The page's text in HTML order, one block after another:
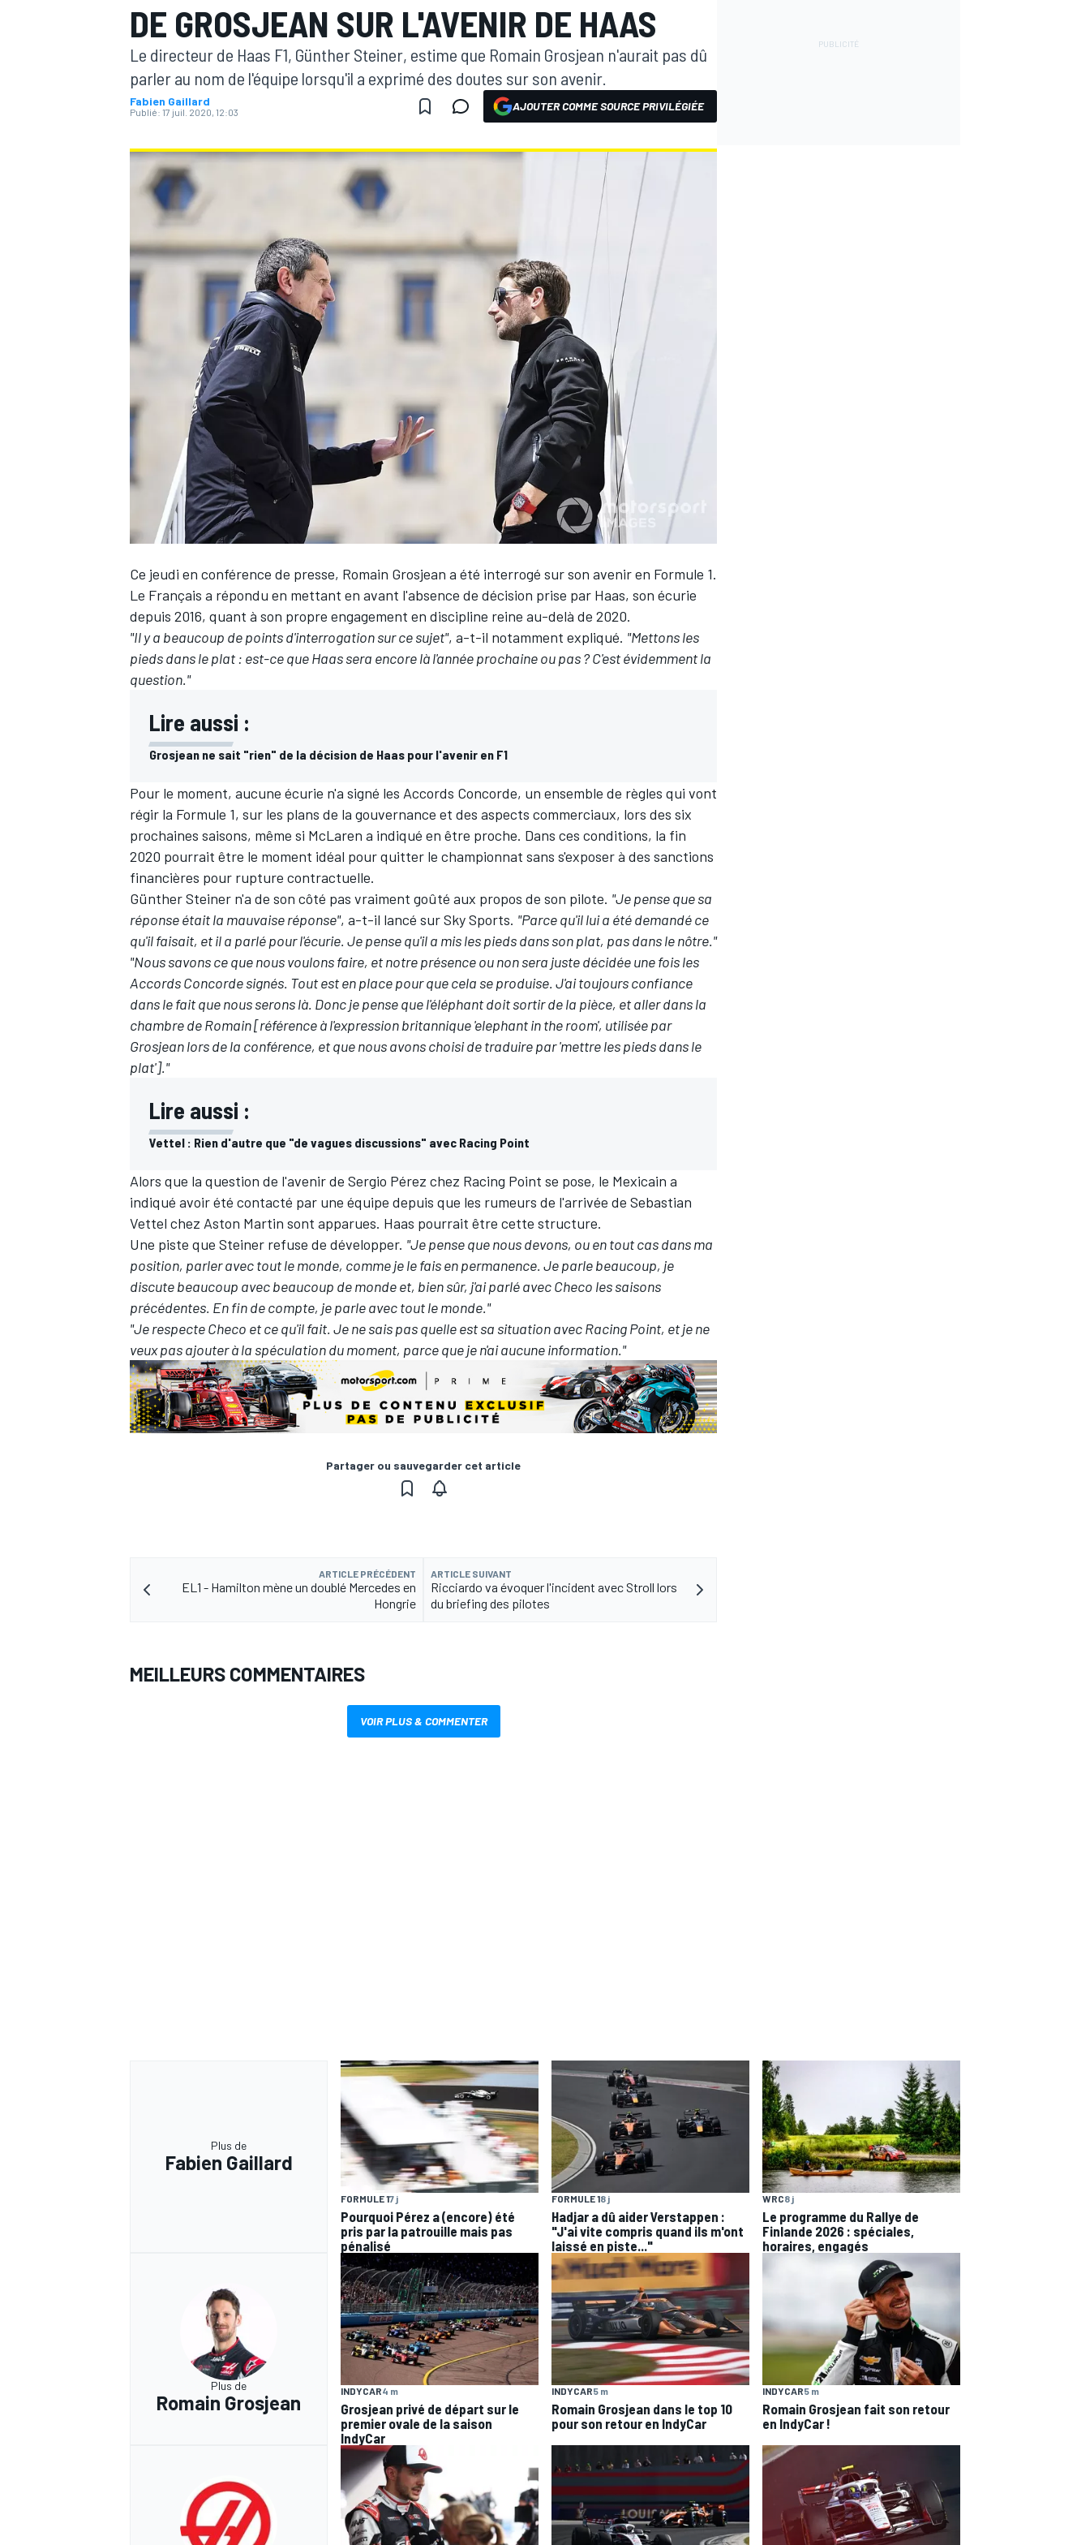
WRC
WEC
DE GROSJEAN SUR L'AVENIR DE HAAS
Le directeur de Haas F1, Günther Steiner, estime que Romain Grosjean n'aurait pas dû
parler au nom de l'équipe lorsqu'il a exprimé des doutes sur son avenir.
Fabien Gaillard
Publié: 17 juil. 2020, 12:03 AJOUTER COMME SOURCE PRIVILÉGIÉE
Ce jeudi en conférence de presse, Romain Grosjean a été interrogé sur son avenir en Formule 1.
Le Français a répondu en mettant en avant l'absence de décision prise par Haas, son écurie
depuis 2016, quant à son propre engagement en discipline reine au-delà de 2020.
"Il y a beaucoup de points d'interrogation sur ce sujet", a-t-il notamment expliqué. "Mettons les
pieds dans le plat : est-ce que Haas sera encore là l'année prochaine ou pas ? C'est évidemment la
question."
Lire aussi :
Grosjean ne sait "rien" de la décision de Haas pour l'avenir en F1
Pour le moment, aucune écurie n'a signé les Accords Concorde, un ensemble de règles qui vont
régir la Formule 1, sur les plans de la gouvernance et des aspects commerciaux, lors des six
prochaines saisons, même si McLaren a indiqué en être proche. Dans ces conditions, la fin
2020 pourrait être le moment idéal pour quitter le championnat sans s'exposer à des sanctions
financières pour rupture contractuelle.
Günther Steiner n'a de son côté pas vraiment goûté aux propos de son pilote. "Je pense que sa
réponse était la mauvaise réponse", a-t-il lancé sur Sky Sports. "Parce qu'il lui a été demandé ce
qu'il faisait, et il a parlé pour l'écurie. Je pense qu'il a mis les pieds dans son plat, pas dans le nôtre."
"Nous savons ce que nous voulons faire, et notre présence ou non sera juste décidée une fois les
Accords Concorde signés. Tout est en place pour que cela se produise. J'ai toujours confiance
dans le fait que nous serons là. Donc je pense que l'éléphant doit sortir de la pièce, et aller dans la
chambre de Romain [référence à l'expression britannique 'elephant in the room', utilisée par
Grosjean lors de la conférence, et que nous avons choisi de traduire par 'mettre les pieds dans le
plat']."
Lire aussi :
Vettel : Rien d'autre que "de vagues discussions" avec Racing Point
Alors que la question de l'avenir de Sergio Pérez chez Racing Point se pose, le Mexicain a
indiqué avoir été contacté par une équipe depuis que les rumeurs de l'arrivée de Sebastian
Vettel chez Aston Martin sont apparues. Haas pourrait être cette structure.
Une piste que Steiner refuse de développer. "Je pense que nous devons, ou en tout cas dans ma
position, parler avec tout le monde, comme je le fais en permanence. Je parle beaucoup, je
discute beaucoup avec beaucoup de monde et, bien sûr, j'ai parlé avec Checo les saisons
précédentes. En fin de compte, je parle avec tout le monde."
"Je respecte Checo et ce qu'il fait. Je ne sais pas quelle est sa situation avec Racing Point, et je ne
veux pas ajouter à la spéculation du moment, parce que je n'ai aucune information."
Partager ou sauvegarder cet article
ARTICLE PRÉCÉDENT
EL1 - Hamilton mène un doublé Mercedes en
Hongrie
ARTICLE SUIVANT
Ricciardo va évoquer l'incident avec Stroll lors
du briefing des pilotes
MEILLEURS COMMENTAIRES
VOIR PLUS & COMMENTER
Plus de
Fabien Gaillard
FORMULE 17 j
Pourquoi Pérez a (encore) été
pris par la patrouille mais pas
pénalisé
FORMULE 18 j
Hadjar a dû aider Verstappen :
"J'ai vite compris quand ils m'ont
laissé en piste..."
WRC8 j
Le programme du Rallye de
Finlande 2026 : spéciales,
horaires, engagés
Plus de
Romain Grosjean
INDYCAR4 m
Grosjean privé de départ sur le
premier ovale de la saison
IndyCar
INDYCAR5 m
Romain Grosjean dans le top 10
pour son retour en IndyCar
INDYCAR5 m
Romain Grosjean fait son retour
en IndyCar !